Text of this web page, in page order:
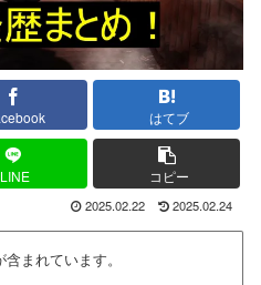
はてブ
LINE コピー
2025.02.22 2025.02.24
まれています。